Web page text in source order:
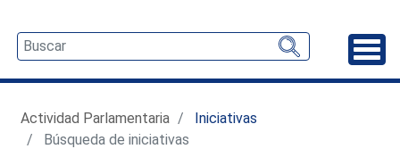
Actividad Parlamentaria
Iniciativas
Búsqueda de iniciativas